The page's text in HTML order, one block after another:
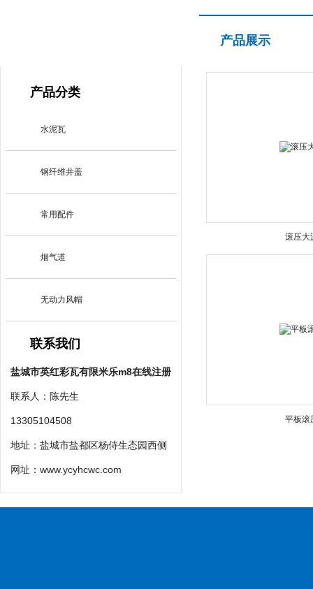
产品分类
水泥瓦
钢纤维井盖
常用配件
烟气道
无动力风帽
联系我们
盐城市英红彩瓦有限米乐m8在线注册
联系人：陈先生
13305104508
地址：盐城市盐都区杨侍生态园西侧
网址： www.ycyhcwc.com
产品展示
滚压大
平板滚